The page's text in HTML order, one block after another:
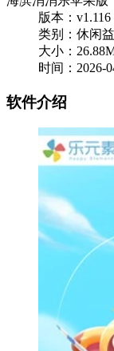
版本：v1.116
类别：休闲
大小：
时间：2026-
软件介绍